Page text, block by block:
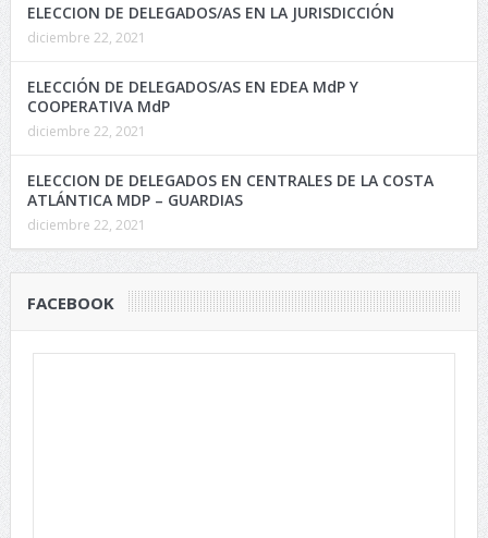
ELECCION DE DELEGADOS/AS EN LA JURISDICCIÓN
diciembre 22, 2021
ELECCIÓN DE DELEGADOS/AS EN EDEA MdP Y
COOPERATIVA MdP
diciembre 22, 2021
ELECCION DE DELEGADOS EN CENTRALES DE LA COSTA
ATLÁNTICA MDP – GUARDIAS
diciembre 22, 2021
FACEBOOK